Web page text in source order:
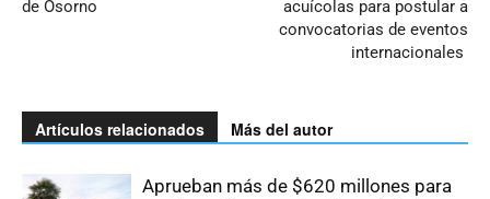
de Osorno
acuícolas para postular a
convocatorias de eventos
internacionales
Artículos relacionados Más del autor
Aprueban más de $620 millones para